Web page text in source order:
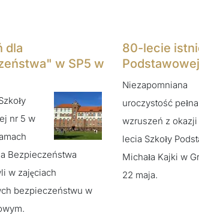
dla
w SP5 w
nr 5 w
Bezpieczeństwa
w zajęciach
bezpieczeństwu w
80-lecie
Niezapomniana
uroczystość pełna
wzruszeń z
lecia Szkoły
Michała Kajki w
22 maja.